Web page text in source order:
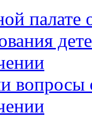
вопросы